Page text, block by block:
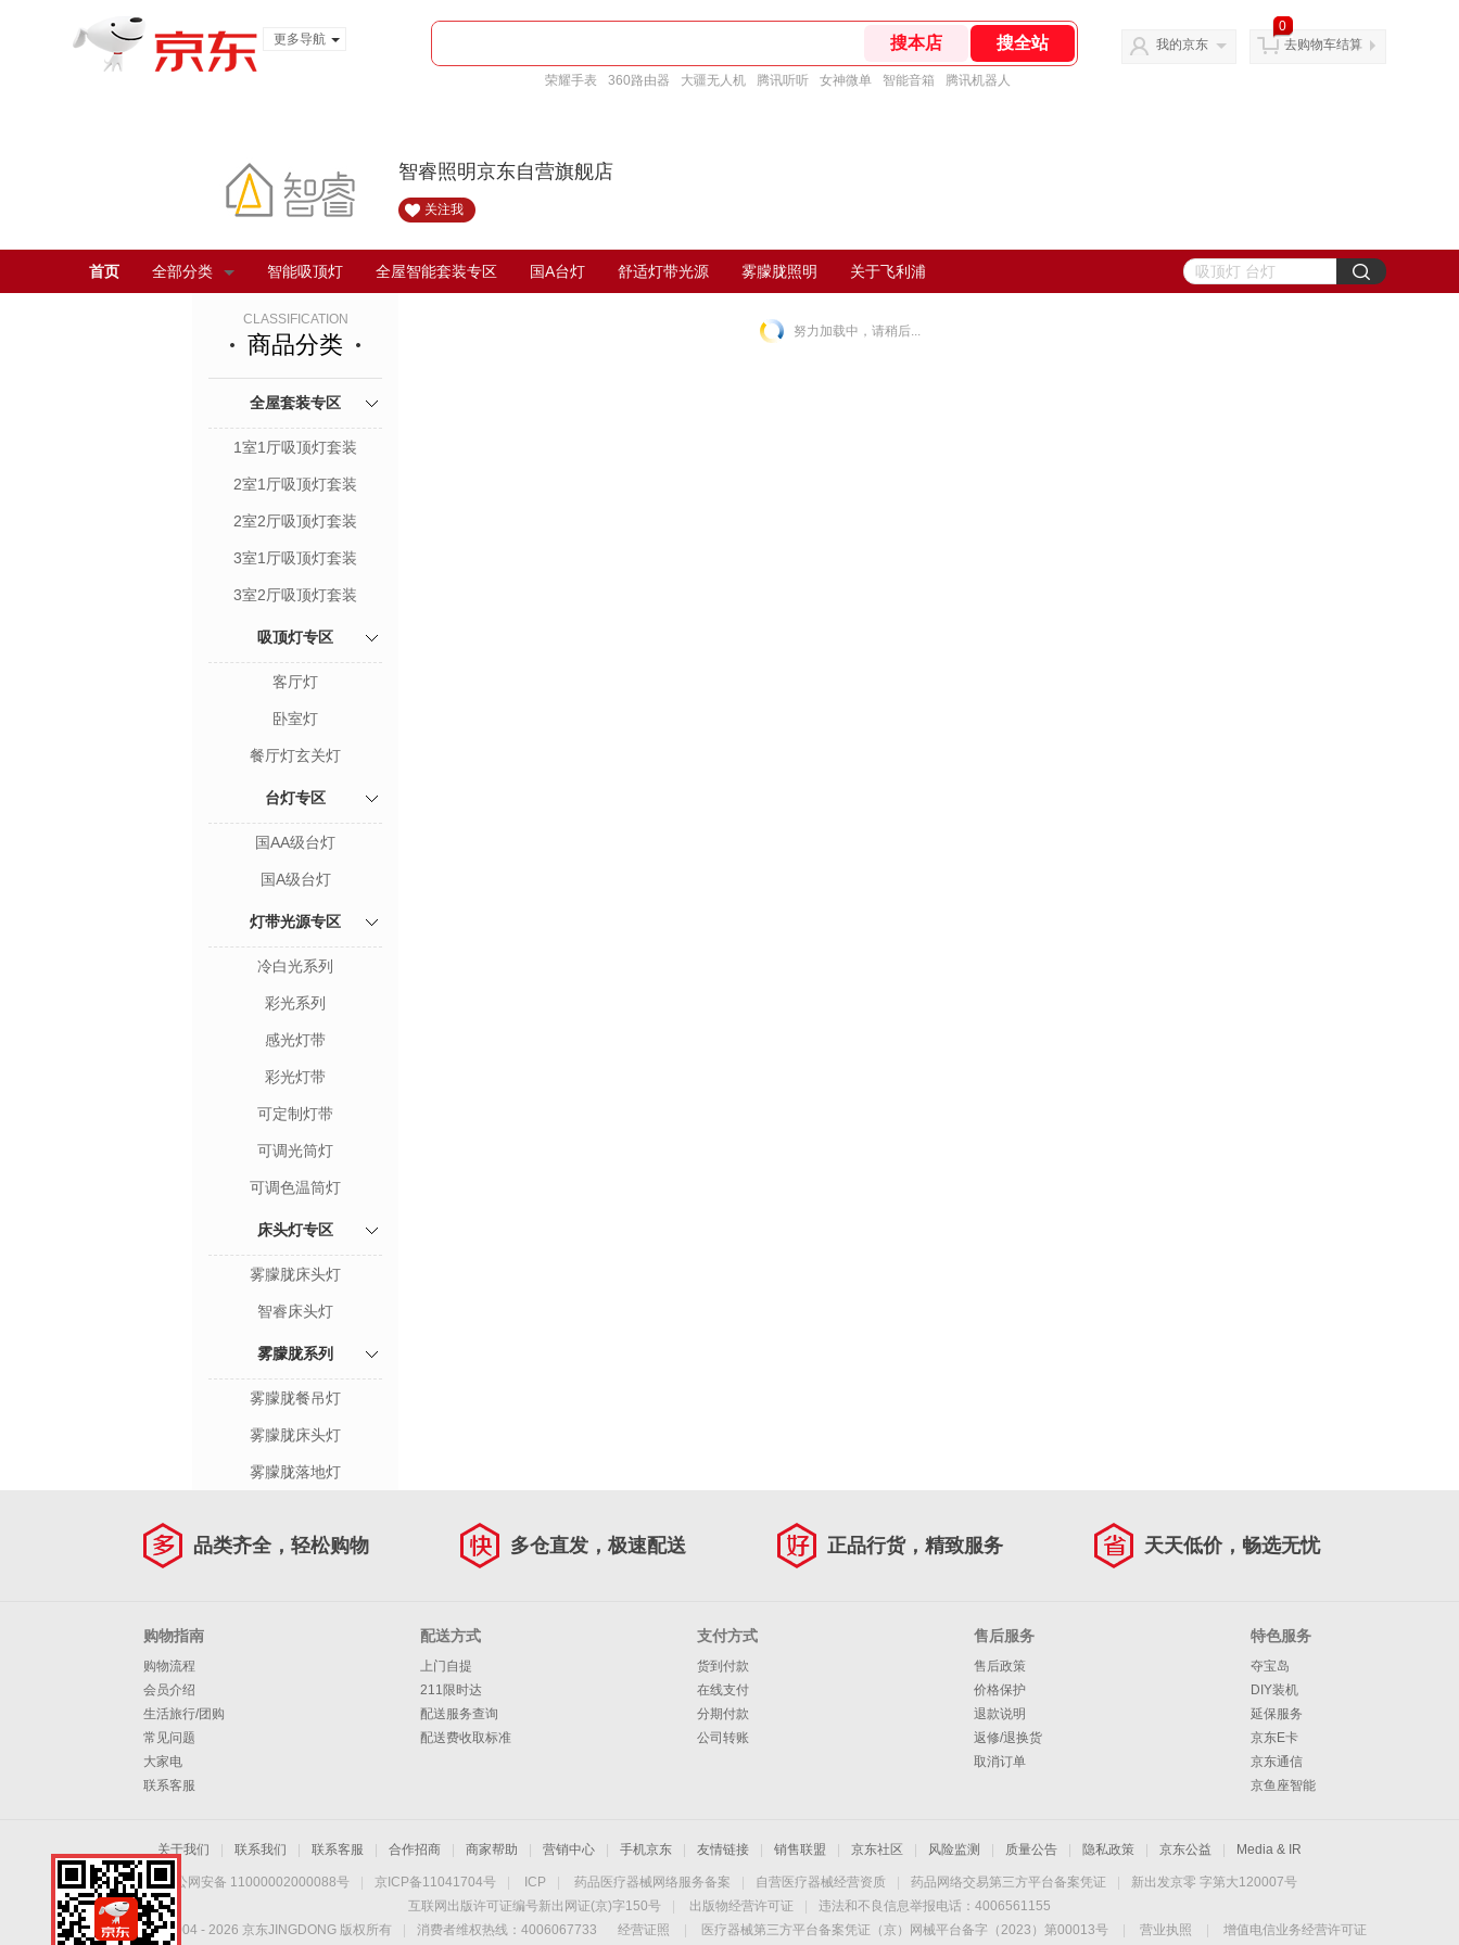
更多导航
荣耀手表 360路由器 大疆无人机 腾讯听听 女神微单 智能音箱 腾讯机器人
我的京东
0
去购物车结算
智睿照明京东自营旗舰店
关注我
首页 全部分类 智能吸顶灯 全屋智能套装专区 国A台灯 舒适灯带光源 雾朦胧照明 关于飞利浦
CLASSIFICATION
商品分类
全屋套装专区
1室1厅吸顶灯套装
2室1厅吸顶灯套装
2室2厅吸顶灯套装
3室1厅吸顶灯套装
3室2厅吸顶灯套装
吸顶灯专区
客厅灯
卧室灯
餐厅灯玄关灯
台灯专区
国AA级台灯
国A级台灯
灯带光源专区
冷白光系列
彩光系列
感光灯带
彩光灯带
可定制灯带
可调光筒灯
可调色温筒灯
床头灯专区
雾朦胧床头灯
智睿床头灯
雾朦胧系列
雾朦胧餐吊灯
雾朦胧床头灯
雾朦胧落地灯
努力加载中，请稍后...
品类齐全，轻松购物 多仓直发，极速配送 正品行货，精致服务 天天低价，畅选无忧
购物指南
购物流程
会员介绍
生活旅行/团购
常见问题
大家电
联系客服
配送方式
上门自提
211限时达
配送服务查询
配送费收取标准
支付方式
货到付款
在线支付
分期付款
公司转账
售后服务
售后政策
价格保护
退款说明
返修/退换货
取消订单
特色服务
夺宝岛
DIY装机
延保服务
京东E卡
京东通信
京鱼座智能
关于我们 联系我们 联系客服 合作招商 商家帮助 营销中心 手机京东 友情链接 销售联盟 京东社区 风险监测 质量公告 隐私政策 京东公益 Media & IR
京公网安备 11000002000088号 京ICP备11041704号 ICP 药品医疗器械网络服务备案 自营医疗器械经营资质 药品网络交易第三方平台备案凭证
新出发京零 字第大120007号
互联网出版许可证编号新出网证(京)字150号
出版物经营许可证
违法和不良信息举报电话：4006561155
Copyright © 2004 - 2026 京东JINGDONG 版权所有 消费者维权热线：4006067733 经营证照 医疗器械第三方平台备案凭证（京）网械平台备字（2023）第00013号 营业执照 增值电信业务经营许可证